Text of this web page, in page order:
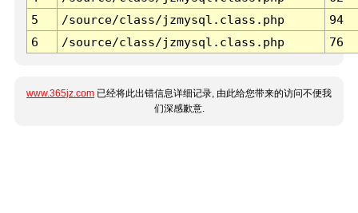
5
/source/class/jzmysql.class.php
94
6
/source/class/jzmysql.class.php 76
www.365jz.com 已经将此出错信息详细记录, 由此给您带来的访问不便我
们深感歉意.